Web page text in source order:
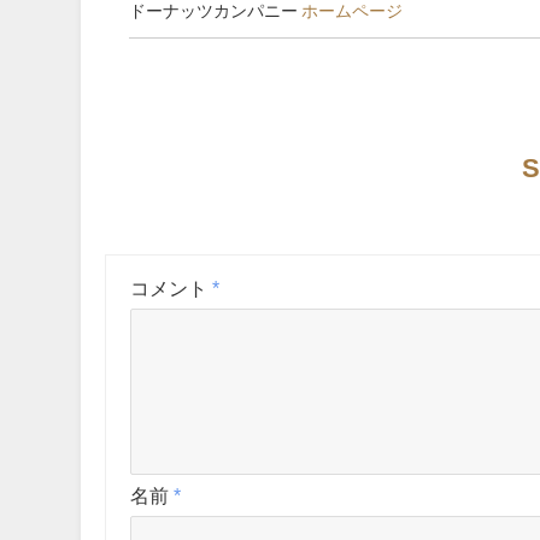
ドーナッツカンパニー ホームページ
コメント*
名前*